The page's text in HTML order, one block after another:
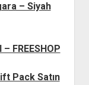
– Siyah
FREESHOP
Pack Satın